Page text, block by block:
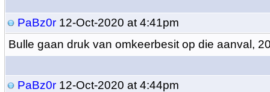
PaBz0r12-Oct-2020 at 4:41pm
Bulle gaan druk van omkeerbesit op die aanval,
PaBz0r12-Oct-2020 at 4:44pm